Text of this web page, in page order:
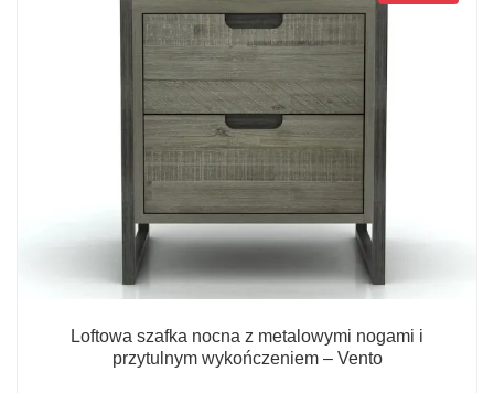
Loftowa szafka nocna z metalowymi nogami i
przytulnym wykończeniem – Vento